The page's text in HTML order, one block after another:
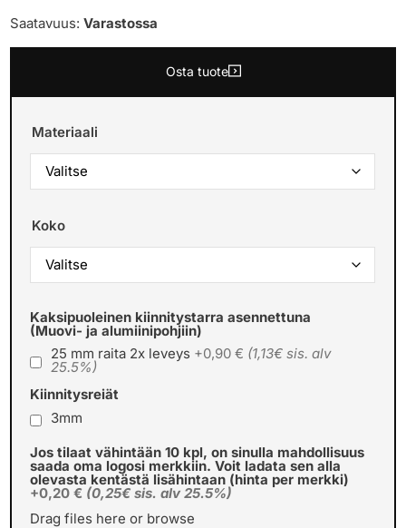
Saatavuus:Varastossa
Osta tuote
Materiaali
Koko
Kaksipuoleinen kiinnitystarra asennettuna
(Muovi- ja alumiinipohjiin)
25 mm raita 2x leveys +0,90 € (1,13€ sis. alv
25.5%)
Kiinnitysreiät
3mm
Jos tilaat vähintään 10 kpl, on sinulla mahdollisuus
saada oma logosi merkkiin. Voit ladata sen alla
olevasta kentästä lisähintaan (hinta per merkki)
+0,20 € (0,25€ sis. alv 25.5%)
Drag files here or browse